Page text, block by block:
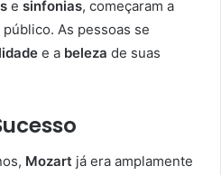
e sinfonias, começaram a
As pessoas se
e a beleza de suas
Mozart já era amplamente